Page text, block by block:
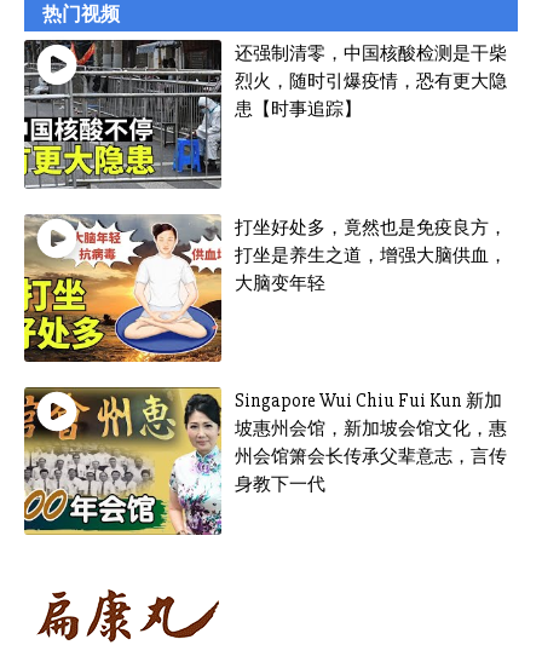
热门视频
还强制清零，中国核酸检测是干柴
烈火，随时引爆疫情，恐有更大隐
患【时事追踪】
打坐好处多，竟然也是免疫良方，
打坐是养生之道，增强大脑供血，
大脑变年轻
Singapore Wui Chiu Fui Kun 新加
坡惠州会馆，新加坡会馆文化，惠
州会馆箫会长传承父辈意志，言传
身教下一代